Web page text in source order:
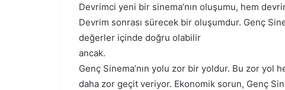
Devrimci yeni bir sinema’nın oluşumu, hem
Devrim sonrası sürecek bir oluşumdur. Genç
değerler içinde doğru olabilir
ancak.
Genç Sinema’nın yolu zor bir yoldur. Bu zor yol
daha zor geçit veriyor. Ekonomik sorun, Genç